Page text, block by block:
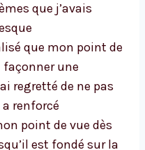
que j’avais
que mon point de
une
regretté de ne pas
renforcé
point de vue dès
est fondé sur la